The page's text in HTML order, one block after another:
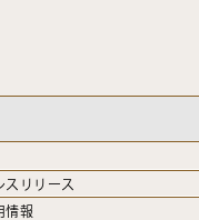
スリリース
情報